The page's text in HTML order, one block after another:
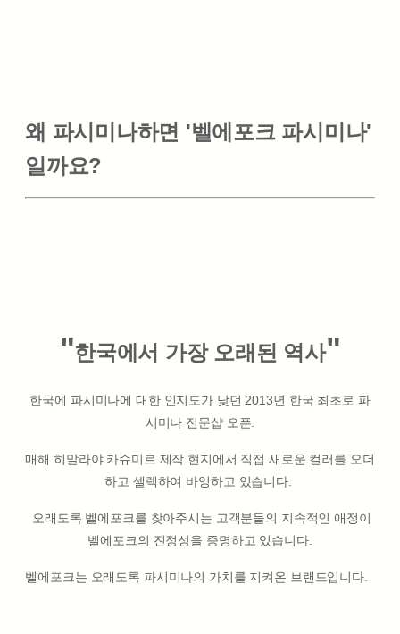
왜 파시미나하면 '벨에포크 파시미나'
일까요?
"한국에서 가장 오래된 역사"
한국에 파시미나에 대한 인지도가 낮던 2013년 한국 최초로 파
시미나 전문샵 오픈.
매해 히말라야 카슈미르 제작 현지에서 직접 새로운 컬러를 오더
하고 셀렉하여 바잉하고 있습니다.
오래도록 벨에포크를 찾아주시는 고객분들의 지속적인 애정이
벨에포크의 진정성을 증명하고 있습니다.
벨에포크는 오래도록 파시미나의 가치를 지켜온 브랜드입니다.